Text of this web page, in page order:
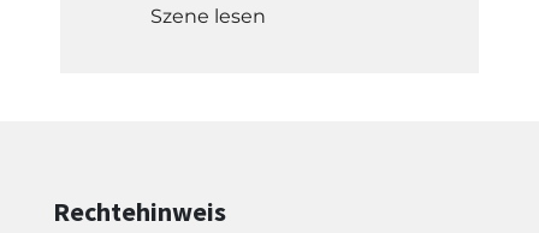
Szene lesen
Rechtehinweis